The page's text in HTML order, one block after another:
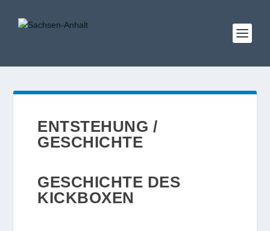
ENTSTEHUNG /
GESCHICHTE
GESCHICHTE DES
KICKBOXEN